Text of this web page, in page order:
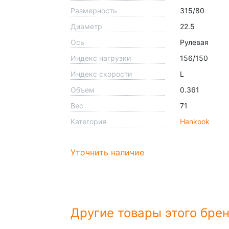
Размерность
315/80
Диаметр
22.5
Ось
Рулевая
Индекс нагрузки
156/150
Индекс скорости
L
Объем
0.361
Вес
71
Категория
Hankook
Уточнить наличие
Другие товары этого